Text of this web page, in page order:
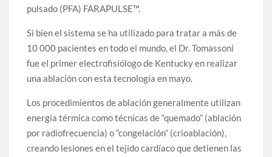
pulsado (PFA) FARAPULSE™.
Si bien el sistema se ha utilizado para tratar a más de
10 000 pacientes en todo el mundo, el Dr. Tomassoni
fue el primer electrofisiólogo de Kentucky en realizar
una ablación con esta tecnología en mayo.
Los procedimientos de ablación generalmente utilizan
energía térmica como técnicas de “quemado” (ablación
por radiofrecuencia) o “congelación” (crioablación),
creando lesiones en el tejido cardíaco que detienen las